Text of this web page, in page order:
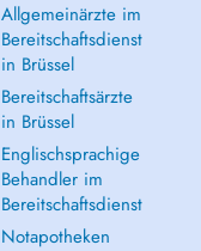
Allgemeinärzte im
Bereitschaftsdienst
in Brüssel
Bereitschaftsärzte
in Brüssel
Englischsprachige
Behandler im
Bereitschaftsdienst
Notapotheken